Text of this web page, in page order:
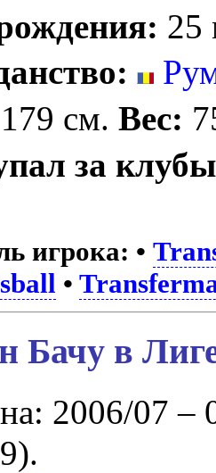
25
179 см.Вес:
за
игрока: •
•
Бачу в
2006/07 –